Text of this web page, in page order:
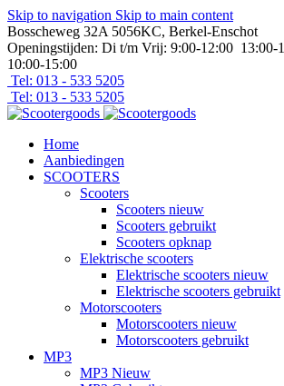
Skip to navigation Skip to main content
Bosscheweg 32A 5056KC, Berkel-Enschot
Openingstijden: Di t/m Vrij: 9:00-12:00 13:00-
10:00-15:00
Tel: 013 - 533 5205
Tel: 013 - 533 5205
Home
Aanbiedingen
SCOOTERS
Scooters
Scooters nieuw
Scooters gebruikt
Scooters opknap
Elektrische scooters
Elektrische scooters nieuw
Elektrische scooters gebruikt
Motorscooters
Motorscooters nieuw
Motorscooters gebruikt
MP3
MP3 Nieuw